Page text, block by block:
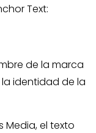
Text:
de la marca
identidad de la
Media, el texto